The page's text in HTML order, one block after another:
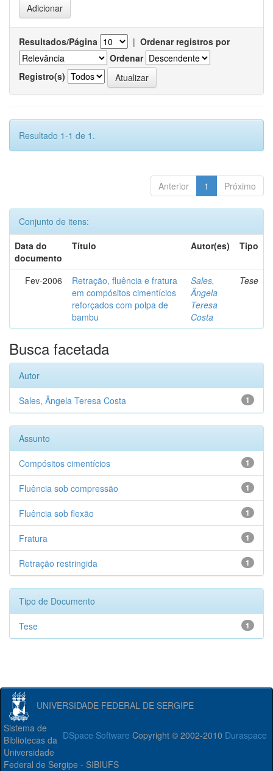
Resultados/Página | Ordenar registros por
Ordenar
Registro(s)
Resultado 1-1 de 1.
Anterior 1 Próximo
Conjunto de itens:
Data do
documento
Título Autor(es) Tipo
Fev-2006
Retração, fluência e fratura
em compósitos cimentícios
reforçados com polpa de
bambu
Sales,
Ângela
Teresa
Costa
Tese
Busca facetada
Autor
1
Sales, Ângela Teresa Costa
Assunto
1
Compósitos cimentícios
1
Fluência sob compressão
1
Fluência sob flexão
1
Fratura
1
Retração restringida
Tipo de Documento
1
Tese
UNIVERSIDADE FEDERAL DE SERGIPE
DSpace Software Copyright © 2002-2010 Duraspace
Sistema de
Bibliotecas da
Universidade
Federal de Sergipe - SIBIUFS